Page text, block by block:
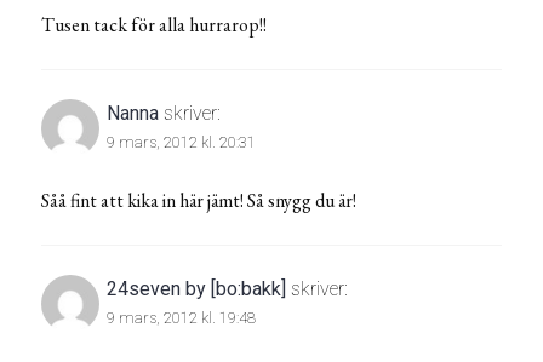
Tusen tack för alla hurrarop!!
Nanna skriver:
9 mars, 2012 kl. 20:31
Såå fint att kika in här jämt! Så snygg du är!
24seven by [bo:bakk] skriver:
9 mars, 2012 kl. 19:48